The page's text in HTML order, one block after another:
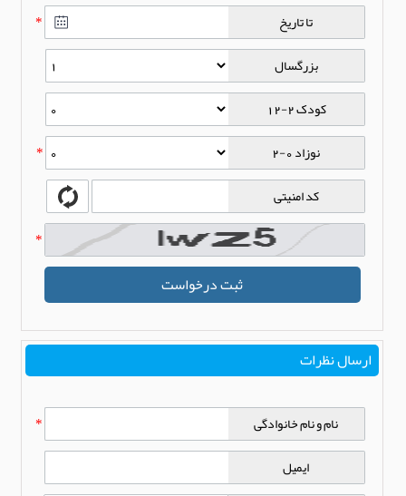
تا تاریخ
*
بزرگسال
کودک 2-12
نوزاد 0-2
*
کد امنیتی
*
ثبت درخواست
ارسال نظرات
نام و نام خانوادگی *
ایمیل